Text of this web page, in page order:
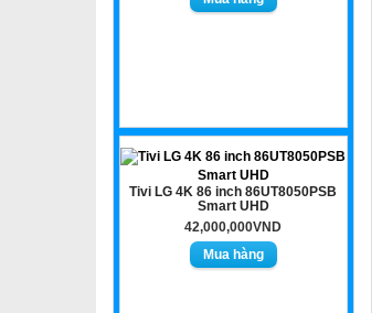
Tivi LG 4K 86 inch 86UT8050PSB
Smart UHD
42,000,000VND